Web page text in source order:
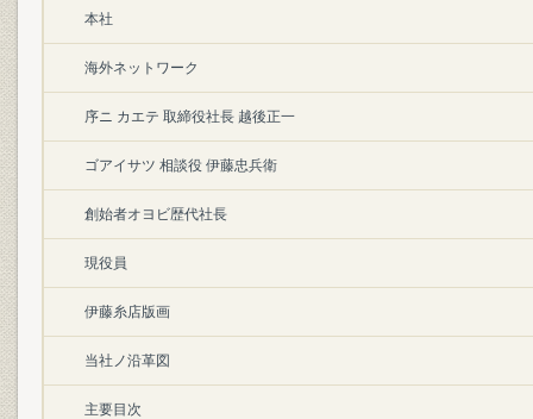
本社
海外ネットワーク
序ニ カエテ 取締役社長 越後正一
ゴアイサツ 相談役 伊藤忠兵衛
創始者オヨビ歴代社長
現役員
伊藤糸店版画
当社ノ沿革図
主要目次